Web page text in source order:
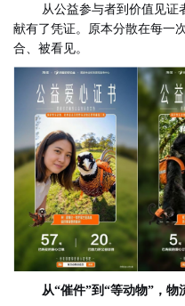
从公益参与者到价值见
献有了凭证。原本分散在每一
合、被看见。
从“催件”到“等动物”，物